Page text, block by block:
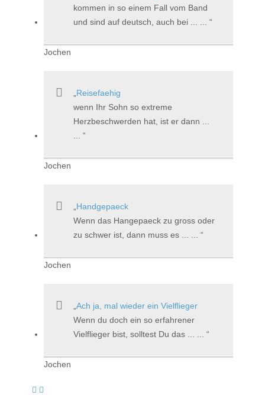
kommen in so einem Fall vom Band
und sind auf deutsch, auch bei ... ...
Jochen
Reisefaehig
wenn Ihr Sohn so extreme
Herzbeschwerden hat, ist er dann ...
Jochen
Handgepaeck
Wenn das Hangepaeck zu gross oder
zu schwer ist, dann muss es ... ...
Jochen
Ach ja, mal wieder ein Vielflieger
Wenn du doch ein so erfahrener
Vielflieger bist, solltest Du das ... ...
Jochen